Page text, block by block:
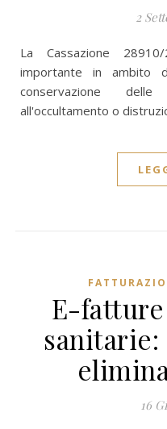
2
La Cassazione 28910/2025 chiarisce un principio
importante in ambito
conservazione
all'occultamento o
E-
16